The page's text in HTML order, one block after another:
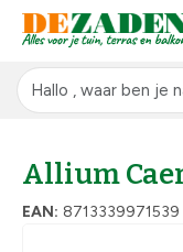
Allium
EAN: 8713339971539